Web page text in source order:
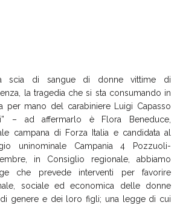
scia di sangue di donne vittime di
la tragedia che si sta consumando in
per mano del carabiniere Luigi Capasso
– ad affermarlo è Flora Beneduce,
campana di Forza Italia e candidata al
uninominale Campania 4 Pozzuoli-
in Consiglio regionale, abbiamo
che prevede interventi per favorire
sociale ed economica delle donne
genere e dei loro figli; una legge di cui